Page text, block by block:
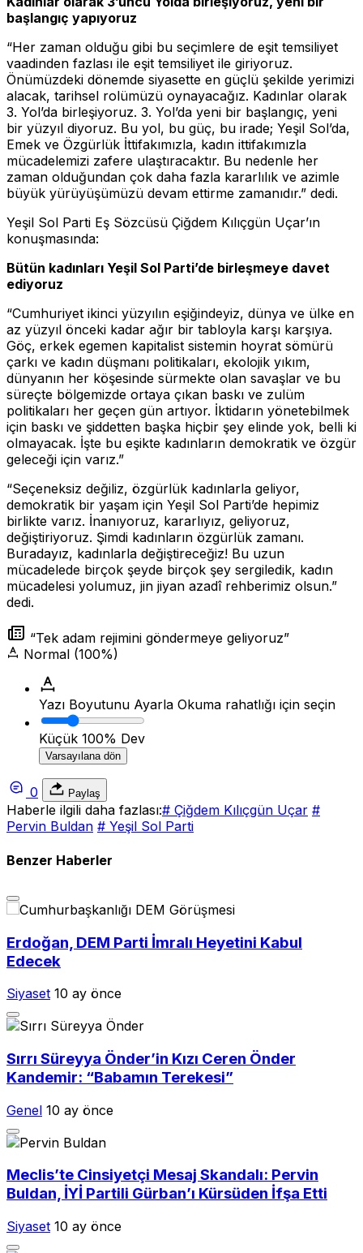
başlangıç yapıyoruz
“Her zaman olduğu gibi bu seçimlere de eşit temsiliyet
vaadinden fazlası ile eşit temsiliyet ile giriyoruz.
Önümüzdeki dönemde siyasette en güçlü şekilde yerimizi
alacak, tarihsel rolümüzü oynayacağız. Kadınlar olarak
3. Yol’da birleşiyoruz. 3. Yol’da yeni bir başlangıç, yeni
bir yüzyıl diyoruz. Bu yol, bu güç, bu irade; Yeşil Sol’da,
Emek ve Özgürlük İttifakımızla, kadın ittifakımızla
mücadelemizi zafere ulaştıracaktır. Bu nedenle her
zaman olduğundan çok daha fazla kararlılık ve azimle
büyük yürüyüşümüzü devam ettirme zamanıdır.” dedi.
Yeşil Sol Parti Eş Sözcüsü Çiğdem Kılıçgün Uçar’ın
konuşmasında:
Bütün kadınları Yeşil Sol Parti’de birleşmeye davet
ediyoruz
“Cumhuriyet ikinci yüzyılın eşiğindeyiz, dünya ve ülke en
az yüzyıl önceki kadar ağır bir tabloyla karşı karşıya.
Göç, erkek egemen kapitalist sistemin hoyrat sömürü
çarkı ve kadın düşmanı politikaları, ekolojik yıkım,
dünyanın her köşesinde sürmekte olan savaşlar ve bu
süreçte bölgemizde ortaya çıkan baskı ve zulüm
politikaları her geçen gün artıyor. İktidarın yönetebilmek
için baskı ve şiddetten başka hiçbir şey elinde yok, belli ki
olmayacak. İşte bu eşikte kadınların demokratik ve özgür
geleceği için varız.”
“Seçeneksiz değiliz, özgürlük kadınlarla geliyor,
demokratik bir yaşam için Yeşil Sol Parti’de hepimiz
birlikte varız. İnanıyoruz, kararlıyız, geliyoruz,
değiştiriyoruz. Şimdi kadınların özgürlük zamanı.
Buradayız, kadınlarla değiştireceğiz! Bu uzun
mücadelede birçok şeyde birçok şey sergiledik, kadın
mücadelesi yolumuz, jin jiyan azadî rehberimiz olsun.”
dedi.
“Tek adam rejimini göndermeye geliyoruz”
Normal (100%)
Yazı Boyutunu Ayarla Okuma rahatlığı için seçin
Küçük 100% Dev
Varsayılana dön
0 Paylaş
Haberle ilgili daha fazlası:# Çiğdem Kılıçgün Uçar #
Pervin Buldan # Yeşil Sol Parti
Benzer Haberler
Erdoğan, DEM Parti İmralı Heyetini Kabul
Edecek
Siyaset 10 ay önce
Sırrı Süreyya Önder’in Kızı Ceren Önder
Kandemir: “Babamın Terekesi”
Genel 10 ay önce
Meclis’te Cinsiyetçi Mesaj Skandalı: Pervin
Buldan, İYİ Partili Gürban’ı Kürsüden İfşa Etti
Siyaset 10 ay önce